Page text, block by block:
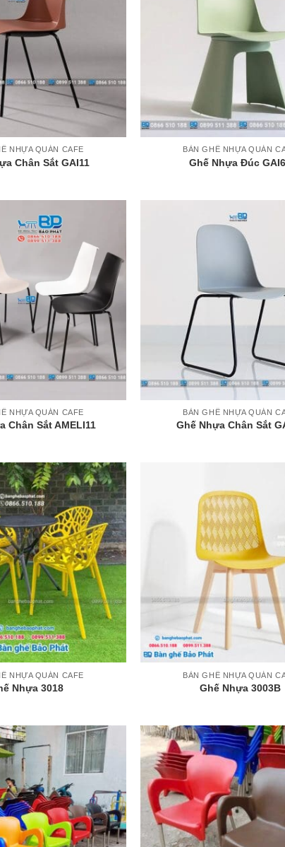
NHỰA QUÁN CAFE
Chân Sắt GAI11
+
BÀN GHẾ NHỰA QUÁN
Ghế Nhựa Đúc
NHỰA QUÁN CAFE
Chân Sắt AMELI11
+
BÀN GHẾ NHỰA QUÁN
Ghế Nhựa Chân Sắt
NHỰA QUÁN CAFE
Nhựa 3018
+
BÀN GHẾ NHỰA QUÁN
Ghế Nhựa 3003B